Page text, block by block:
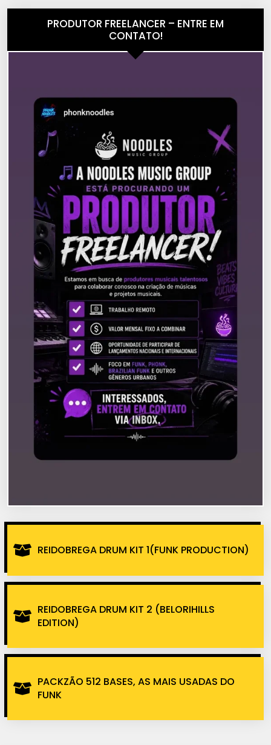
PRODUTOR FREELANCER – ENTRE EM
CONTATO!
REIDOBREGA DRUM KIT 1(FUNK PRODUCTION)
REIDOBREGA DRUM KIT 2 (BELORIHILLS
EDITION)
PACKZÃO 512 BASES, AS MAIS USADAS DO
FUNK